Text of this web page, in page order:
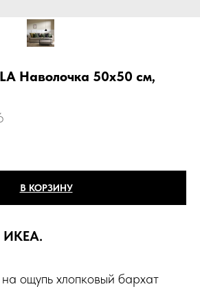
Наволочка 50х50 см,
В КОРЗИНУ
ИКЕА.
ощупь хлопковый бархат